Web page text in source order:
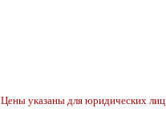
Цены указаны для юридических лиц